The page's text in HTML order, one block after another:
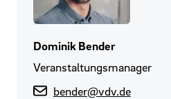
Dominik Bender
Veranstaltungsmanager
bender@vdv.de